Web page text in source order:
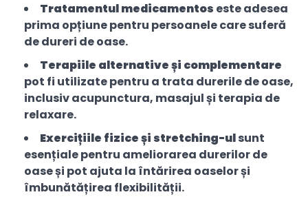
Tratamentul medicamentos este adesea
prima opțiune pentru persoanele care suferă
de dureri de oase.
Terapiile alternative și complementare
pot fi utilizate pentru a trata durerile de oase,
inclusiv acupunctura, masajul și terapia de
relaxare.
Exercițiile fizice și stretching-ulsunt
esențiale pentru ameliorarea durerilor de
oase și pot ajuta la întărirea oaselor și
îmbunătățirea flexibilității.